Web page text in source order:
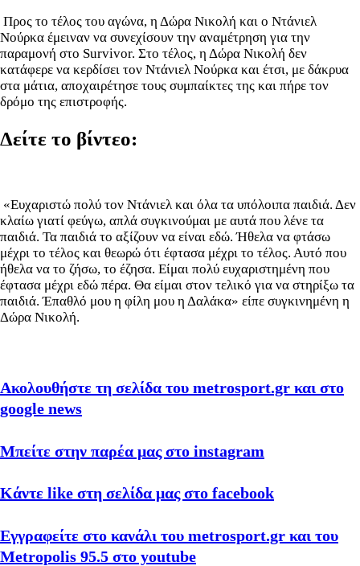
Προς το τέλος του αγώνα, η Δώρα Νικολή και ο Ντάνιελ
Νούρκα έμειναν να συνεχίσουν την αναμέτρηση για την
παραμονή στο Survivor. Στο τέλος, η Δώρα Νικολή δεν
κατάφερε να κερδίσει τον Ντάνιελ Νούρκα και έτσι, με δάκρυα
στα μάτια, αποχαιρέτησε τους συμπαίκτες της και πήρε τον
δρόμο της επιστροφής.
Δείτε το βίντεο:
«Ευχαριστώ πολύ τον Ντάνιελ και όλα τα υπόλοιπα παιδιά. Δεν
κλαίω γιατί φεύγω, απλά συγκινούμαι με αυτά που λένε τα
παιδιά. Τα παιδιά το αξίζουν να είναι εδώ. Ήθελα να φτάσω
μέχρι το τέλος και θεωρώ ότι έφτασα μέχρι το τέλος. Αυτό που
ήθελα να το ζήσω, το έζησα. Είμαι πολύ ευχαριστημένη που
έφτασα μέχρι εδώ πέρα. Θα είμαι στον τελικό για να στηρίξω τα
παιδιά. Έπαθλό μου η φίλη μου η Δαλάκα» είπε συγκινημένη η
Δώρα Νικολή.
Ακολουθήστε τη σελίδα του metrosport.gr και στο
google news
Μπείτε στην παρέα μας στο instagram
Κάντε like στη σελίδα μας στο facebook
Εγγραφείτε στο κανάλι του metrosport.gr και του
Metropolis 95.5 στο youtube